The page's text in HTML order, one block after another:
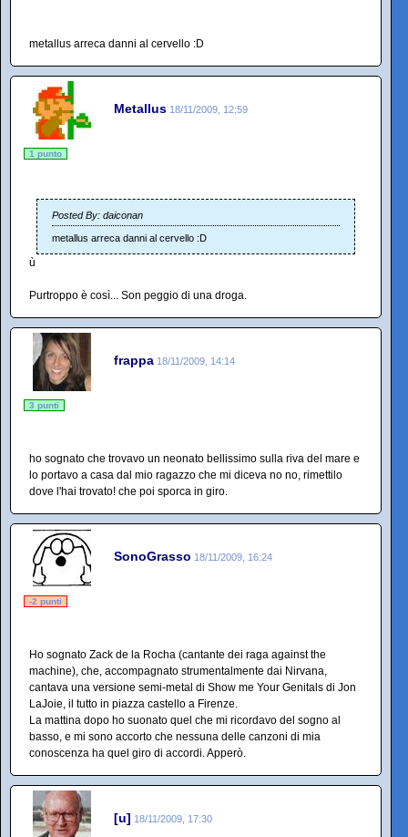
metallus arreca danni al cervello :D
Metallus 18/11/2009, 12:59
1 punto
Posted By: daiconan
metallus arreca danni al cervello :D
ù
Purtroppo è così... Son peggio di una droga.
frappa 18/11/2009, 14:14
3 punti
ho sognato che trovavo un neonato bellissimo sulla riva del mare e
lo portavo a casa dal mio ragazzo che mi diceva no no, rimettilo
dove l'hai trovato! che poi sporca in giro.
SonoGrasso 18/11/2009, 16:24
-2 punti
Ho sognato Zack de la Rocha (cantante dei raga against the
machine), che, accompagnato strumentalmente dai Nirvana,
cantava una versione semi-metal di Show me Your Genitals di Jon
LaJoie, il tutto in piazza castello a Firenze.
La mattina dopo ho suonato quel che mi ricordavo del sogno al
basso, e mi sono accorto che nessuna delle canzoni di mia
conoscenza ha quel giro di accordi. Apperò.
[u] 18/11/2009, 17:30